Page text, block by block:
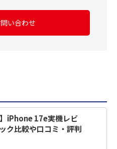
い合わせ
】iPhone 17e実機レビ
ク比較や口コミ・評判